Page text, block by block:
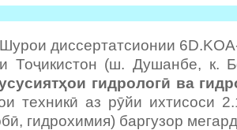
диссертатсионии
Тоҷикистон (ш. Душанбе, к.
гидрологӣ ва
аз рӯйи ихтисоси
гидрохимия) баргузор